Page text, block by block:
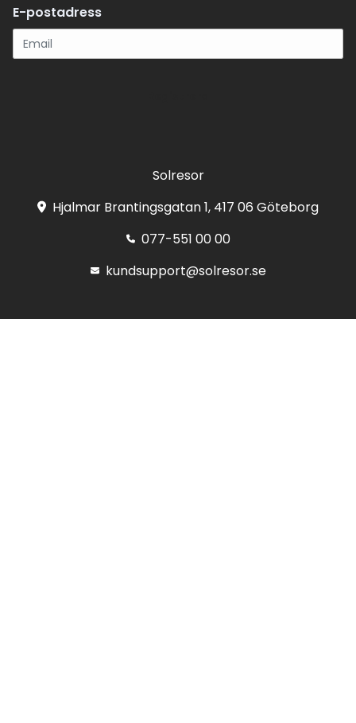
E-postadress
Solresor
Hjalmar Brantingsgatan 1, 417 06 Göteborg
077-551 00 00
kundsupport@solresor.se